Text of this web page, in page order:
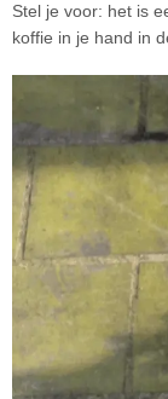
Stel je voor: het is
koffie in je hand in